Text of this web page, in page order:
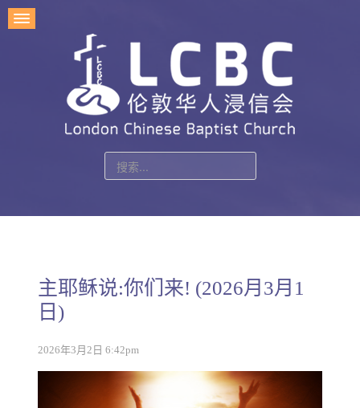
内
主耶稣说:你们来! (2026月3月1
日)
2026年3月2日 6:42pm